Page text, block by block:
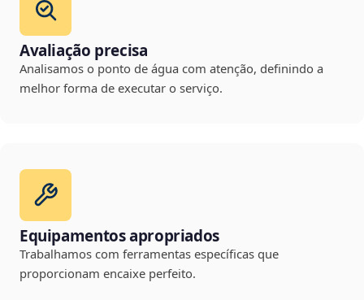
Avaliação precisa
Analisamos o ponto de água com atenção, definindo a
melhor forma de executar o serviço.
Equipamentos apropriados
Trabalhamos com ferramentas específicas que
proporcionam encaixe perfeito.